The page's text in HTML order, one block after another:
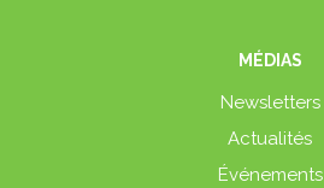
MÉDIAS
Newsletters
Actualités
Événements